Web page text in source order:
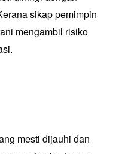
sikap pemimpin
mengambil risiko
mesti dijauhi dan